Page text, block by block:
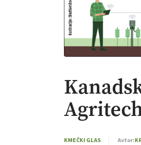
KMEČKI GLAS Avtor: